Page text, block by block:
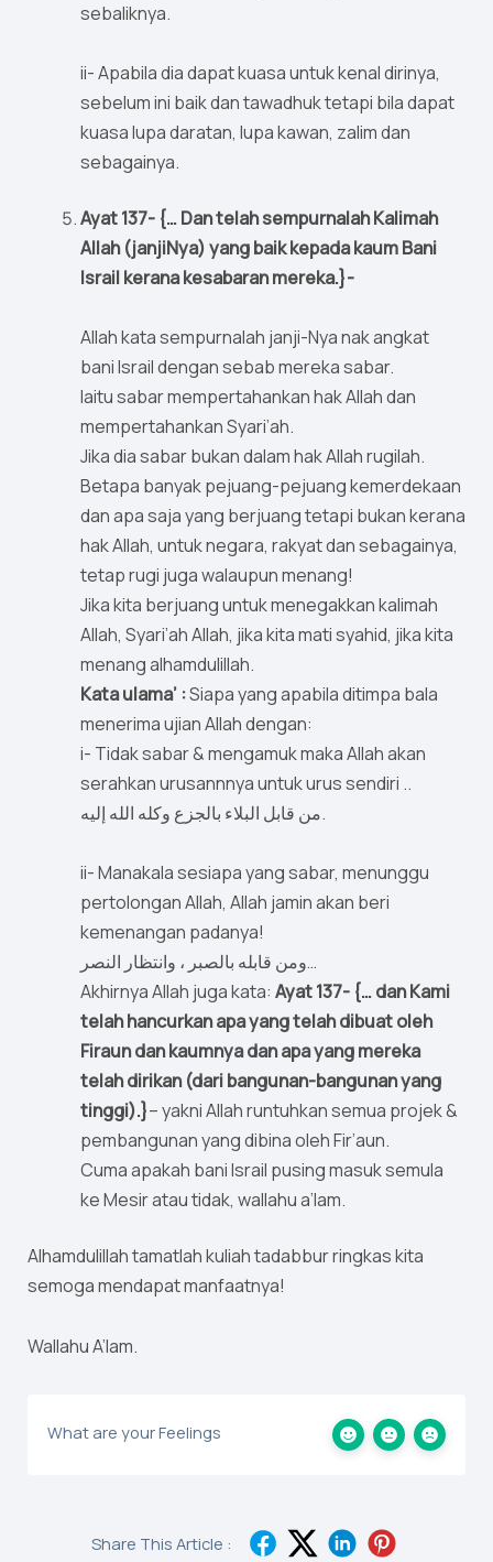
sebaliknya.
ii- Apabila dia dapat kuasa untuk kenal dirinya,
sebelum ini baik dan tawadhuk tetapi bila dapat
kuasa lupa daratan, lupa kawan, zalim dan
sebagainya.
Ayat 137- {… Dan telah sempurnalah Kalimah
Allah (janjiNya) yang baik kepada kaum Bani
Israil kerana kesabaran mereka.}-
Allah kata sempurnalah janji-Nya nak angkat
bani Israil dengan sebab mereka sabar.
Iaitu sabar mempertahankan hak Allah dan
mempertahankan Syari’ah.
Jika dia sabar bukan dalam hak Allah rugilah.
Betapa banyak pejuang-pejuang kemerdekaan
dan apa saja yang berjuang tetapi bukan kerana
hak Allah, untuk negara, rakyat dan sebagainya,
tetap rugi juga walaupun menang!
Jika kita berjuang untuk menegakkan kalimah
Allah, Syari’ah Allah, jika kita mati syahid, jika kita
menang alhamdulillah.
Kata ulama’ :Siapa yang apabila ditimpa bala
menerima ujian Allah dengan:
i- Tidak sabar & mengamuk maka Allah akan
serahkan urusannnya untuk urus sendiri ..
من قابل البلاء بالجزع وكله الله إليه.
ii- Manakala sesiapa yang sabar, menunggu
pertolongan Allah, Allah jamin akan beri
kemenangan padanya!
ومن قابله بالصبر ، وانتظار النصر…
Akhirnya Allah juga kata: Ayat 137- {… dan Kami
telah hancurkan apa yang telah dibuat oleh
Firaun dan kaumnya dan apa yang mereka
telah dirikan (dari bangunan-bangunan yang
tinggi).}– yakni Allah runtuhkan semua projek &
pembangunan yang dibina oleh Fir’aun.
Cuma apakah bani Israil pusing masuk semula
ke Mesir atau tidak, wallahu a’lam.
Alhamdulillah tamatlah kuliah tadabbur ringkas kita
semoga mendapat manfaatnya!
Wallahu A’lam.
What are your Feelings
Share This Article :